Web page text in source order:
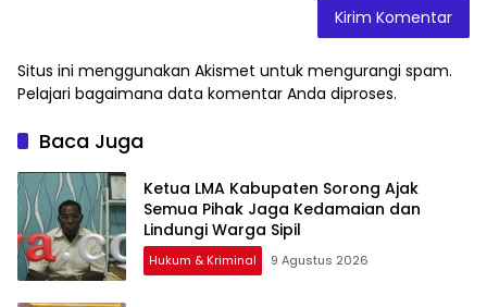
Situs ini menggunakan Akismet untuk mengurangi spam.
Pelajari bagaimana data komentar Anda diproses.
Baca Juga
Ketua LMA Kabupaten Sorong Ajak
Semua Pihak Jaga Kedamaian dan
Lindungi Warga Sipil
Hukum & Kriminal 9 Agustus 2026